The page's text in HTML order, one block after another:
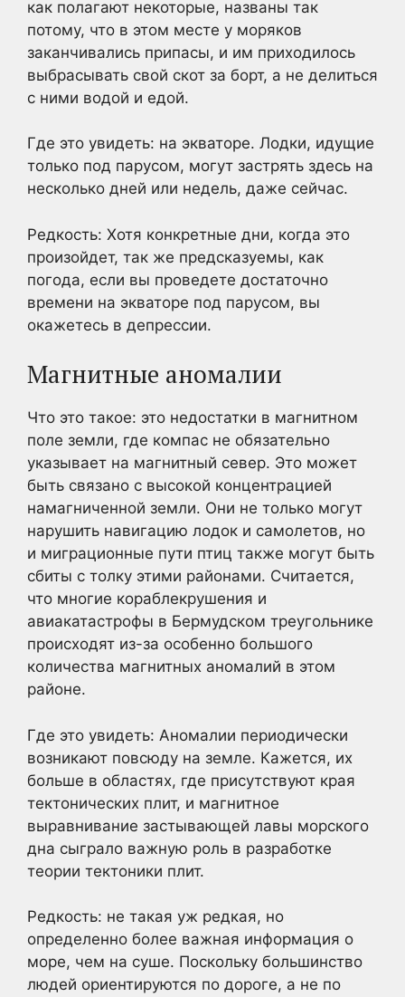
как полагают некоторые, названы так
потому, что в этом месте у моряков
заканчивались припасы, и им приходилось
выбрасывать свой скот за борт, а не делиться
с ними водой и едой.
Где это увидеть: на экваторе. Лодки, идущие
только под парусом, могут застрять здесь на
несколько дней или недель, даже сейчас.
Редкость: Хотя конкретные дни, когда это
произойдет, так же предсказуемы, как
погода, если вы проведете достаточно
времени на экваторе под парусом, вы
окажетесь в депрессии.
Магнитные аномалии
Что это такое: это недостатки в магнитном
поле земли, где компас не обязательно
указывает на магнитный север. Это может
быть связано с высокой концентрацией
намагниченной земли. Они не только могут
нарушить навигацию лодок и самолетов, но
и миграционные пути птиц также могут быть
сбиты с толку этими районами. Считается,
что многие кораблекрушения и
авиакатастрофы в Бермудском треугольнике
происходят из-за особенно большого
количества магнитных аномалий в этом
районе.
Где это увидеть: Аномалии периодически
возникают повсюду на земле. Кажется, их
больше в областях, где присутствуют края
тектонических плит, и магнитное
выравнивание застывающей лавы морского
дна сыграло важную роль в разработке
теории тектоники плит.
Редкость: не такая уж редкая, но
определенно более важная информация о
море, чем на суше. Поскольку большинство
людей ориентируются по дороге, а не по